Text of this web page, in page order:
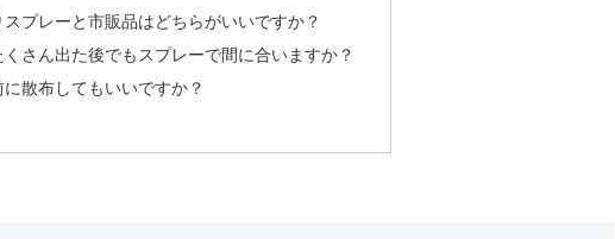
スプレーと市販品はどちらがいいですか？
くさん出た後でもスプレーで間に合いますか？
に散布してもいいですか？